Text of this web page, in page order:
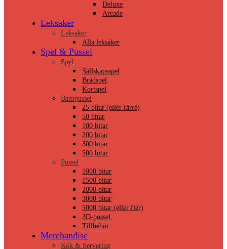
Deluxe
Arcade
Leksaker
Leksaker
Alla leksaker
Spel & Pussel
Spel
Sällskapsspel
Brädspel
Kortspel
Barnpussel
25 bitar (eller färre)
50 bitar
100 bitar
200 bitar
300 bitar
500 bitar
Pussel
1000 bitar
1500 bitar
2000 bitar
3000 bitar
5000 bitar (eller fler)
3D-pussel
Tillbehör
Merchandise
Kök & Servering